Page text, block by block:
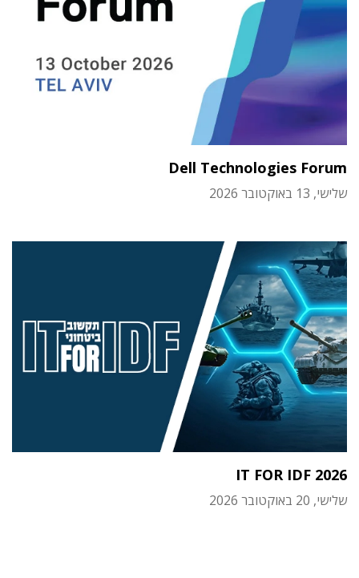
Dell Technologies Forum
שלישי, 13 באוקטובר 2026
IT FOR IDF 2026
שלישי, 20 באוקטובר 2026